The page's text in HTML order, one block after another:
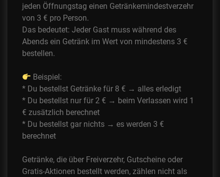
jeden Öffnungstag einen Getränkemindestverzehr
von 3 € pro Person.
Das bedeutet: Jeder Gast muss während des
Abends ein Getränk im Wert von mindestens 3 €
bestellen.
Beispiel:
* Du bestellst Getränke für 8 € → alles erledigt
* Du bestellst nur für 2 € → beim Verlassen wird 1
€ zusätzlich berechnet
* Du bestellst gar nichts → es werden 3 €
berechnet
Getränke, die über Freiverzehr, Gutscheine oder
Gratis-Aktionen bestellt werden, zählen nicht als